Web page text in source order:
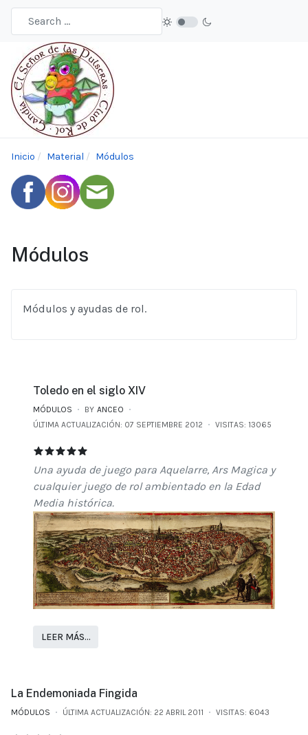
Inicio Material Módulos
Módulos
Módulos y ayudas de rol.
Toledo en el siglo XIV
MÓDULOS BY ANCEO
ÚLTIMA ACTUALIZACIÓN: 07 SEPTIEMBRE 2012
VISITAS: 13065
TOLEDO EN EL SIGLO XIV
Una ayuda de juego para Aquelarre, Ars Magica y
cualquier juego de rol ambientado en la Edad
Media histórica.
LEER MÁS…
La Endemoniada Fingida
MÓDULOS ÚLTIMA ACTUALIZACIÓN: 22 ABRIL 2011 VISITAS: 6043